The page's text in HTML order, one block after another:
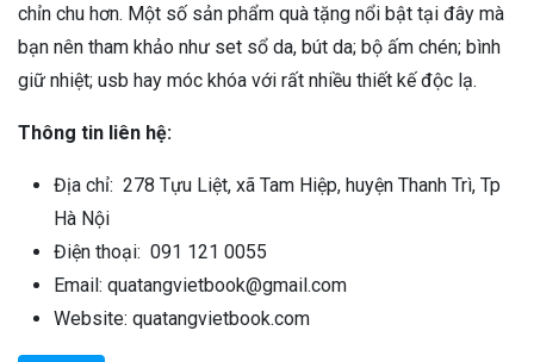
chỉn chu hơn. Một số sản phẩm quà tặng nổi bật tại đây mà
bạn nên tham khảo như set sổ da, bút da; bộ ấm chén; bình
giữ nhiệt; usb hay móc khóa với rất nhiều thiết kế độc lạ.
Thông tin liên hệ:
Địa chỉ: 278 Tựu Liệt, xã Tam Hiệp, huyện Thanh Trì, Tp
Hà Nội
Điện thoại: 091 121 0055
Email: quatangvietbook@gmail.com
Website: quatangvietbook.com